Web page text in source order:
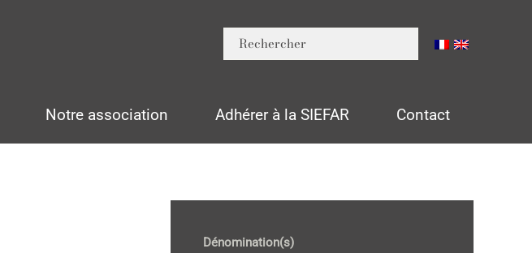
Notre association Adhérer à la SIEFAR Contact
Dénomination(s)